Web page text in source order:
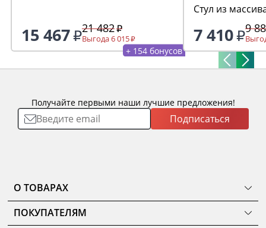
15 467 21 482
Выгода 6 015
+ 154 бонусов
Стул из
7 410 9
Получайте первыми наши лучшие предложения!
Подписаться
О ТОВАРАХ
ТОВАРЫ
КОМНАТЫ
ПОКУПАТЕЛЯМ